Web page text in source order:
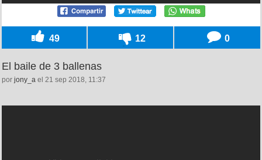
49 12 0
El baile de 3 ballenas
por jony_a el 21 sep 2018, 11:37